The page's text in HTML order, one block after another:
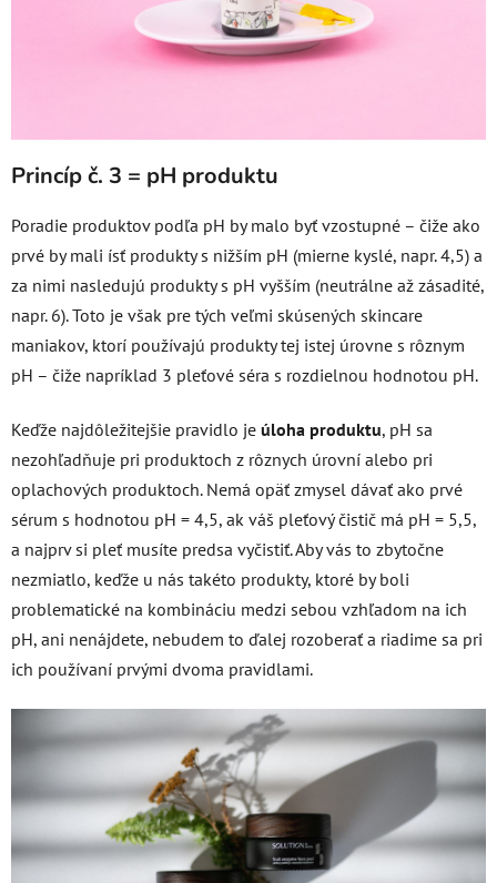
Princíp č. 3 = pH produktu
Poradie produktov podľa pH by malo byť vzostupné – čiže ako
prvé by mali ísť produkty s nižším pH (mierne kyslé, napr. 4,5) a
za nimi nasledujú produkty s pH vyšším (neutrálne až zásadité,
napr. 6). Toto je však pre tých veľmi skúsených skincare
maniakov, ktorí používajú produkty tej istej úrovne s rôznym
pH – čiže napríklad 3 pleťové séra s rozdielnou hodnotou pH.
Keďže najdôležitejšie pravidlo je úloha produktu, pH sa
nezohľadňuje pri produktoch z rôznych úrovní alebo pri
oplachových produktoch. Nemá opäť zmysel dávať ako prvé
sérum s hodnotou pH = 4,5, ak váš pleťový čistič má pH = 5,5,
a najprv si pleť musíte predsa vyčistiť. Aby vás to zbytočne
nezmiatlo, keďže u nás takéto produkty, ktoré by boli
problematické na kombináciu medzi sebou vzhľadom na ich
pH, ani nenájdete, nebudem to ďalej rozoberať a riadime sa pri
ich používaní prvými dvoma pravidlami.